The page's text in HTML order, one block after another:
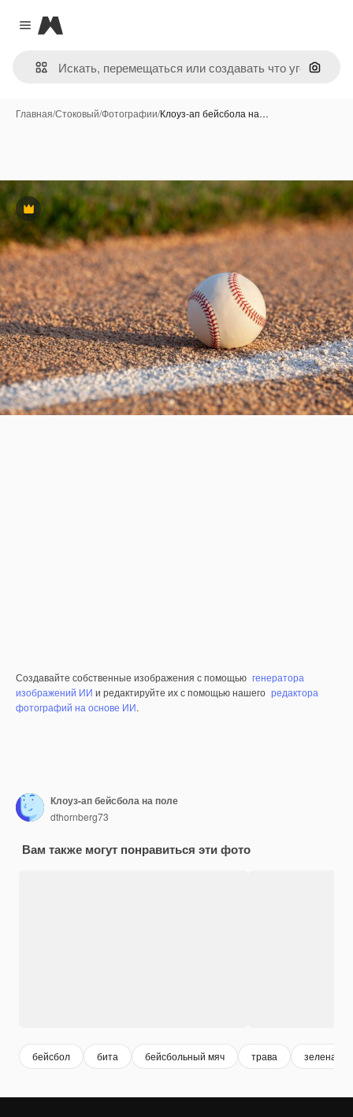
Close menu
Magnific
Поиск
Главная/Стоковый/Фотографии/Клоуз-ап бейсбола на…
Премиум
Создавайте собственные изображения с помощью генератора
изображений ИИ и редактируйте их с помощью нашего редактора
фотографий на основе ИИ.
Клоуз-ап бейсбола на поле
dthornberg73
Вам также могут понравиться эти фото
бейсбол бита бейсбольный мяч трава зеленая